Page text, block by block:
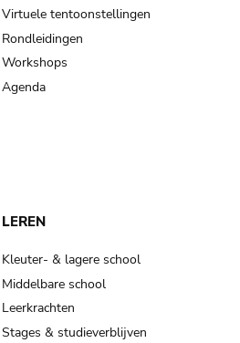
cup; holllow vessel
cooking-pot
jar; mud?
soil, earth
Virtuele tentoonstellingen
Rondleidingen
Workshops
Agenda
LEREN
Kleuter- & lagere school
Middelbare school
Leerkrachten
Stages & studieverblijven